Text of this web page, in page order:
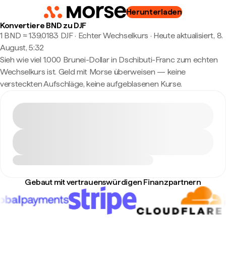
Herunterladen
Konvertiere BND zu DJF
1 BND ≈ 139,0183 DJF · Echter Wechselkurs · Heute aktualisiert, 8.
August, 5:32
Sieh wie viel 1.000 Brunei-Dollar in Dschibuti-Franc zum echten
Wechselkurs ist. Geld mit Morse überweisen — keine
versteckten Aufschläge, keine aufgeblasenen Kurse.
Gebaut mit vertrauenswürdigen Finanzpartnern